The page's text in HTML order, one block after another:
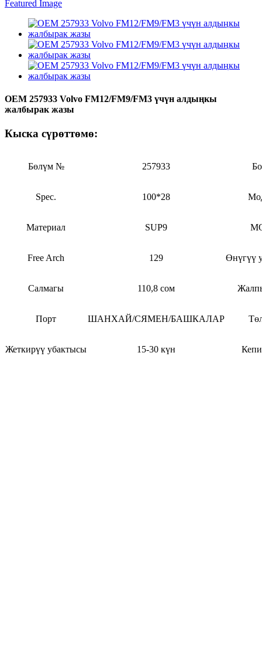
OEM 257933 Volvo FM12/FM9/FM3 үчүн алдыңкы
жалбырак жазы
Кыска сүрөттөмө:
Бөлүм № 257933
Spec. 100*28
Материал SUP9
Free Arch 129 Өнүгүү
Салмагы 110,8 сом
Порт ШАНХАЙ/СЯМЕН/БАШКАЛАР
Жеткирүү убактысы 15-30 күн